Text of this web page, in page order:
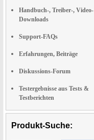
Handbuch-, Treiber-, Video-
Downloads
Support-FAQs
Erfahrungen, Beiträge
Diskussions-Forum
Testergebnisse aus Tests &
Testberichten
Produkt-Suche: